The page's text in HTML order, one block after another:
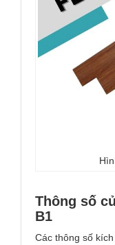
Thông số
B1
Các thông số